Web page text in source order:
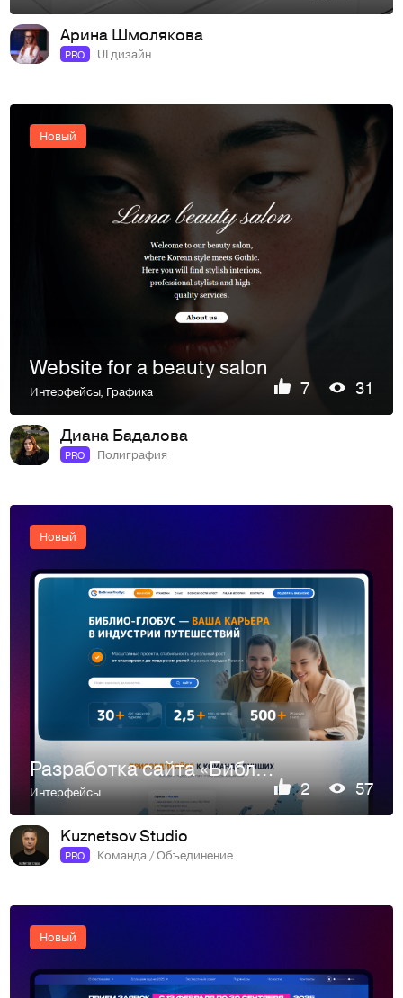
Арина Шмолякова
PRO UI дизайн
Новый
Website for a beauty salon
Интерфейсы, Графика 7 31
Диана Бадалова
PRO Полиграфия
Новый
Разработка сайта «Библио-Глобус» — Сплочённая команда туроп…
Интерфейсы 2 57
Kuznetsov Studio
PRO Команда / Объединение
Новый